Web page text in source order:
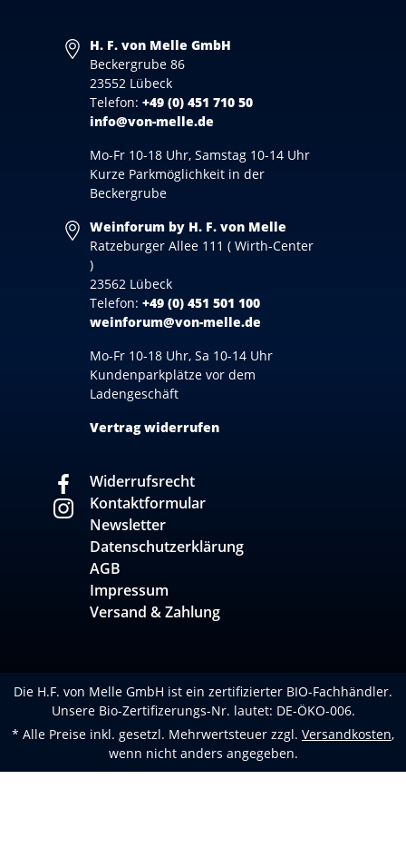
H. F. von Melle GmbH
Beckergrube 86
23552 Lübeck
Telefon: +49 (0) 451 710 50
info@von-melle.de
Mo-Fr 10-18 Uhr, Samstag 10-14 Uhr
Kurze Parkmöglichkeit in der
Beckergrube
Weinforum by H. F. von Melle
Ratzeburger Allee 111 ( Wirth-Center
)
23562 Lübeck
Telefon: +49 (0) 451 501 100
weinforum@von-melle.de
Mo-Fr 10-18 Uhr, Sa 10-14 Uhr
Kundenparkplätze vor dem
Ladengeschäft
Vertrag widerrufen
Widerrufsrecht
Kontaktformular
Newsletter
Datenschutzerklärung
AGB
Impressum
Versand & Zahlung
Die H.F. von Melle GmbH ist ein zertifizierter BIO-Fachhändler.
Unsere Bio-Zertifizerungs-Nr. lautet: DE-ÖKO-006.
* Alle Preise inkl. gesetzl. Mehrwertsteuer zzgl. Versandkosten,
wenn nicht anders angegeben.